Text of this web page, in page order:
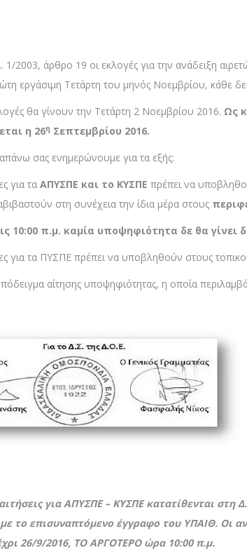
2003, άρθρο 19 οι εκλογές για την ανάδειξη
εργάσιμη Τετάρτη του μηνός Νοεμβρίου, κάθε
θα γίνουν την Τετάρτη 2 Νοεμβρίου 2016. Ως
η 26η Σεπτεμβρίου 2016.
σας ενημερώνουμε για τα εξής:
για τα ΑΠΥΣΠΕ και το ΚΥΣΠΕ πρέπει να
στη συνέχεια την ίδια μέρα στους
10:00 π.μ. καμία υποψηφιότητα δε θα γίνει
για τα ΠΥΣΠΕ πρέπει να υποβληθούν στους
αίτησης υποψηφιότητας, η οποία
για ΑΠΥΣΠΕ – ΚΥΣΠΕ κατατίθενται στη
το επισυναπτόμενο έγγραφο του ΥΠΑΙΘ. Οι
26/9/2016, ΤΟ ΑΡΓΟΤΕΡΟ ώρα 10:00 π.μ.